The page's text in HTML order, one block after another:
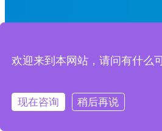
欢迎来到本网站，请问有什么
现在咨询 稍后再说